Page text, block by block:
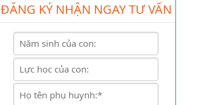
ĐĂNG KÝ NHẬN NGAY TƯ VẤN